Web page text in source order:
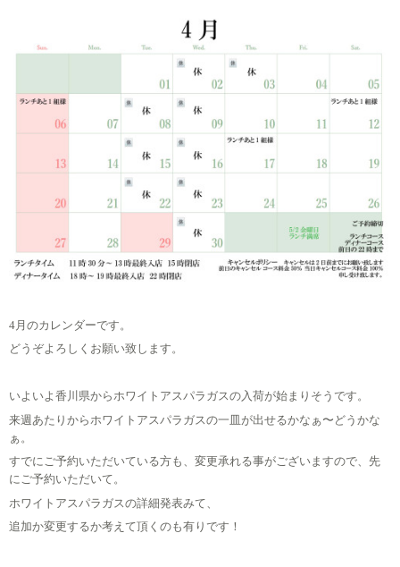
4月のカレンダーです。
どうぞよろしくお願い致します。
いよいよ香川県からホワイトアスパラガスの入荷が始まりそうです。
来週あたりからホワイトアスパラガスの一皿が出せるかなぁ〜どうかな
ぁ。
すでにご予約いただいている方も、変更承れる事がございますので、先
にご予約いただいて。
ホワイトアスパラガスの詳細発表みて、
追加か変更するか考えて頂くのも有りです！